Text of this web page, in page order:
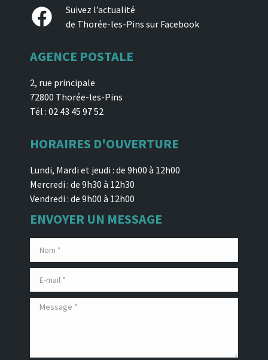
Facebook
Suivez l’actualité
de Thorée-les-Pins sur Facebook
AGENCE POSTALE
2, rue principale
72800 Thorée-les-Pins
Tél : 02 43 45 97 52
HORAIRES D'OUVERTURE
Lundi, Mardi et jeudi : de 9h00 à 12h00
Mercredi : de 9h30 à 12h30
Vendredi : de 9h00 à 12h00
ENVOYER UN MESSAGE